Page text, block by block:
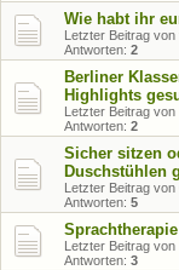
Wie habt ihr
Letzter Beitrag von
Antworten: 2
Berliner
Highlights
Letzter Beitrag von
Antworten: 2
Sicher sitzen
Duschstühlen
Letzter Beitrag von
Antworten: 5
Letzter Beitrag von
Antworten: 3